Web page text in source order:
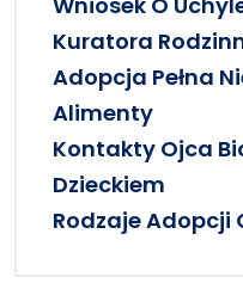
Kuratora
Adopcja Pełna
Alimenty
Kontakty Ojca
Dzieckiem
Rodzaje Adopcji